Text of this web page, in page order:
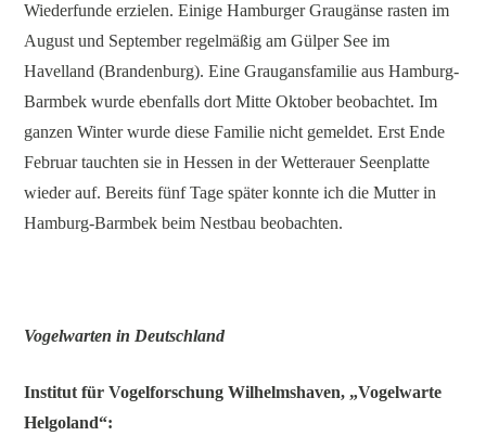
Wiederfunde erzielen. Einige Hamburger Graugänse rasten im
August und September regelmäßig am Gülper See im
Havelland (Brandenburg). Eine Graugansfamilie aus Hamburg-
Barmbek wurde ebenfalls dort Mitte Oktober beobachtet. Im
ganzen Winter wurde diese Familie nicht gemeldet. Erst Ende
Februar tauchten sie in Hessen in der Wetterauer Seenplatte
wieder auf. Bereits fünf Tage später konnte ich die Mutter in
Hamburg-Barmbek beim Nestbau beobachten.
Vogelwarten in Deutschland
Institut für Vogelforschung Wilhelmshaven, „Vogelwarte
Helgoland“: